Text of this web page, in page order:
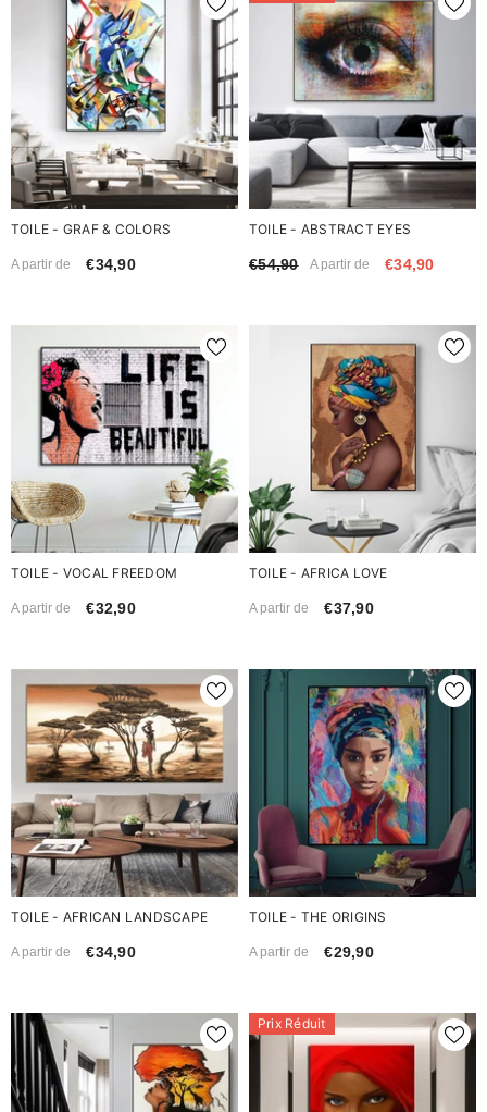
TOILE - GRAF & COLORS
A partir de €34,90
TOILE - ABSTRACT EYES
€54,90 A partir de €34,90
TOILE - VOCAL FREEDOM
A partir de €32,90
TOILE - AFRICA LOVE
A partir de €37,90
TOILE - AFRICAN LANDSCAPE
A partir de €34,90
TOILE - THE ORIGINS
A partir de €29,90
Prix Réduit